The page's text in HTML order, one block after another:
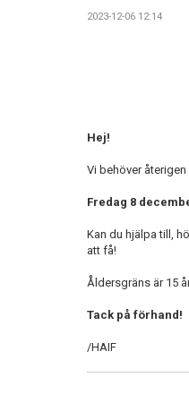
2023-12-06 12:14
Hej!
Vi behöver
Fredag 8
Kan du hjälpa till,
att få!
Åldersgräns är 15
Tack på förhand!
/HAIF